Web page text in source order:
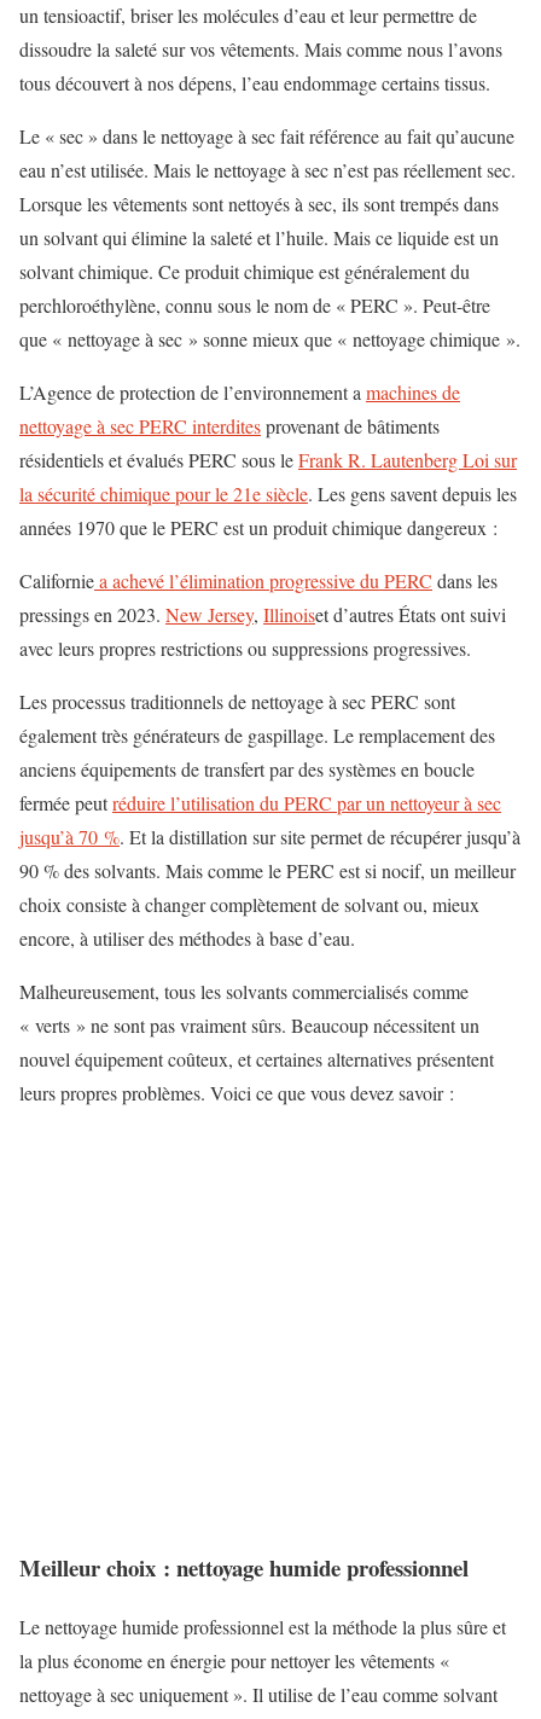
un tensioactif, briser les molécules d’eau et leur permettre de
dissoudre la saleté sur vos vêtements. Mais comme nous l’avons
tous découvert à nos dépens, l’eau endommage certains tissus.
Le « sec » dans le nettoyage à sec fait référence au fait qu’aucune
eau n’est utilisée. Mais le nettoyage à sec n’est pas réellement sec.
Lorsque les vêtements sont nettoyés à sec, ils sont trempés dans
un solvant qui élimine la saleté et l’huile. Mais ce liquide est un
solvant chimique. Ce produit chimique est généralement du
perchloroéthylène, connu sous le nom de « PERC ». Peut-être
que « nettoyage à sec » sonne mieux que « nettoyage chimique ».
L’Agence de protection de l’environnement a machines de
nettoyage à sec PERC interditesprovenant de bâtiments
résidentiels et évaluésPERC sous leFrank R. Lautenberg Loi sur
la sécurité chimique pour le 21e siècle. Les gens savent depuis les
années 1970 que le PERC est un produit chimique dangereux :
Californiea achevé l’élimination progressive du PERC dans les
pressings en 2023. New Jersey, Illinoiset d’autres États ont suivi
avec leurs propres restrictions ou suppressions progressives.
Les processus traditionnels de nettoyage à sec PERC sont
également très générateurs de gaspillage. Le remplacement des
anciens équipements de transfert par des systèmes en boucle
fermée peutréduire l’utilisation du PERC par un nettoyeur à sec
jusqu’à 70 %. Et la distillation sur site permet de récupérer jusqu’à
90 % des solvants. Mais comme le PERC est si nocif, un meilleur
choix consiste à changer complètement de solvant ou, mieux
encore, à utiliser des méthodes à base d’eau.
Malheureusement, tous les solvants commercialisés comme
« verts » ne sont pas vraiment sûrs. Beaucoup nécessitent un
nouvel équipement coûteux, et certaines alternatives présentent
leurs propres problèmes. Voici ce que vous devez savoir :
Meilleur choix : nettoyage humide professionnel
Le nettoyage humide professionnel est la méthode la plus sûre et
la plus économe en énergie pour nettoyer les vêtements «
nettoyage à sec uniquement ». Il utilise de l’eau comme solvant